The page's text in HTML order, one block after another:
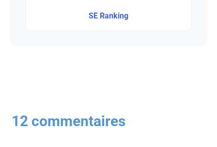
SE Ranking
12 commentaires